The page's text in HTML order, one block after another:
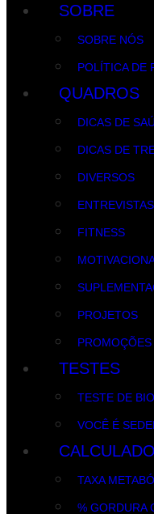
SOBRE
SOBRE NÓS
POLÍTICA DE
QUADROS
DICAS DE
DICAS DE
DIVERSOS
FITNESS
PROJETOS
PROMOÇÕES
TESTES
TESTE DE
VOCÊ É
TAXA
% GORDURA